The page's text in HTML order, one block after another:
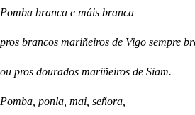
Pomba branca e máis branca
pros brancos mariñeiros de Vigo sempre
ou pros dourados mariñeiros de Siam.
Pomba, ponla, mai, señora,